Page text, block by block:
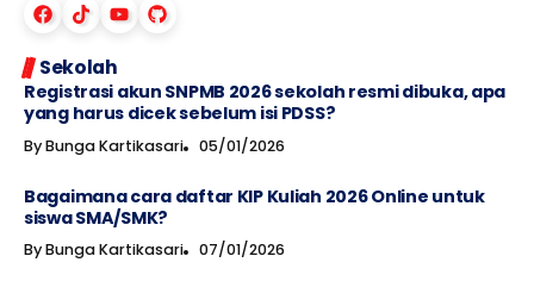
Sekolah
Registrasi akun SNPMB 2026 sekolah resmi dibuka, apa
yang harus dicek sebelum isi PDSS?
ByBunga Kartikasari 05/01/2026
Bagaimana cara daftar KIP Kuliah 2026 Online untuk
siswa SMA/SMK?
ByBunga Kartikasari 07/01/2026